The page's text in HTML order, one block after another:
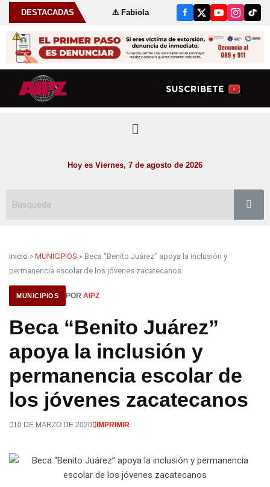
DESTACADAS
julio ⚠️ Fabiola Rodríguez fortalece las tradiciones de
Hoy es Viernes, 7 de agosto de 2026
Inicio » MUNICIPIOS » Beca “Benito Juárez” apoya la inclusión y
permanencia escolar de los jóvenes zacatecanos
MUNICIPIOS POR AIPZ
Beca “Benito Juárez”
apoya la inclusión y
permanencia escolar de
los jóvenes zacatecanos
10 DE MARZO DE 2020 IMPRIMIR